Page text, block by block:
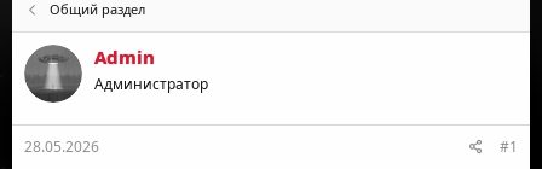
о
р
т
е
м
а
н
а
а
Общий раздел
Admin
Администратор
28.05.2026 #1